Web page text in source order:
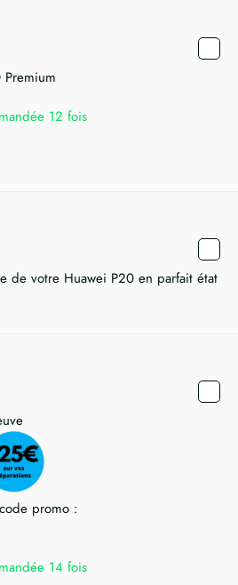
Premium
12 fois
de votre Huawei P20 en parfait état
promo :
14 fois